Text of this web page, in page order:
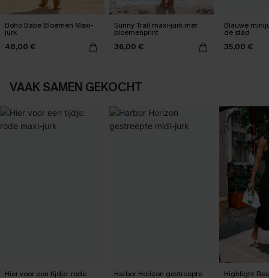
Boho Babe Bloemen Maxi-
jurk
48,00 €
Sunny Trail maxi-jurk met
bloemenprint
36,00 €
Blauwe
de stad
35,00 €
VAAK SAMEN GEKOCHT
Hier voor een tijdje: rode Harbor Horizon gestreepte Highlight